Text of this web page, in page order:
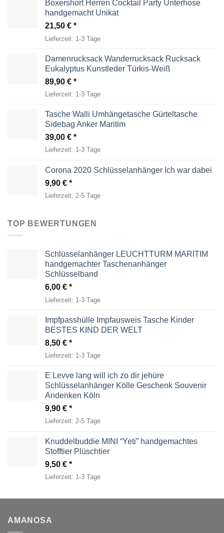
Boxershort Herren Cocktail Party Unterhose
handgemacht Unikat
21,50 €
Lieferzeit: 1-3 Tage
Damenrucksack Wanderrucksack Rucksack
Eukalyptus Kunstleder Türkis-Weiß
89,90 €
Lieferzeit: 1-3 Tage
Tasche Walli Umhängetasche Gürteltasche
Sidebag Anker Maritim
39,00 €
Lieferzeit: 1-3 Tage
Corona 2020 Schlüsselanhänger Ich war dabei
9,90 €
Lieferzeit: 2-5 Tage
TOP BEWERTUNGEN
Schlüsselanhänger LEUCHTTURM MARITIM
handgemachter Taschenanhänger
Schlüsselband
6,00 €
Lieferzeit: 1-3 Tage
Impfpasshülle Impfausweis Tasche Kinder
BESTES KIND DER WELT
8,50 €
Lieferzeit: 1-3 Tage
E Levve lang will ich zo dir jehüre
Schlüsselanhänger Kölle Geschenk Souvenir
Andenken Köln
9,90 €
Lieferzeit: 2-5 Tage
Knuddelbuddie MINI “Yeti” handgemachtes
Stofftier Plüschtier
9,50 €
Lieferzeit: 1-3 Tage
AMANOSA